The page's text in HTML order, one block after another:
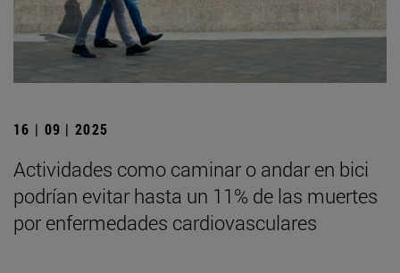
16 | 09 | 2025
Actividades como caminar o andar en bici
podrían evitar hasta un 11% de las muertes
por enfermedades cardiovasculares